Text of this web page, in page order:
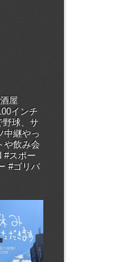
屋
インチ
球、サ
中継やっ
や飲み会
#スポー
#ゴリパ